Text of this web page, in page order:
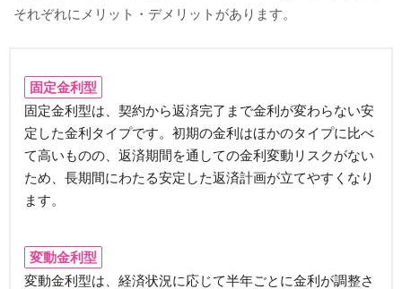
それぞれにメリット・デメリットがあります。
固定金利型
固定金利型は、契約から返済完了まで金利が変わらない安
定した金利タイプです。初期の金利はほかのタイプに比べ
て高いものの、返済期間を通しての金利変動リスクがない
ため、長期間にわたる安定した返済計画が立てやすくなり
ます。
変動金利型
変動金利型は、経済状況に応じて半年ごとに金利が調整さ